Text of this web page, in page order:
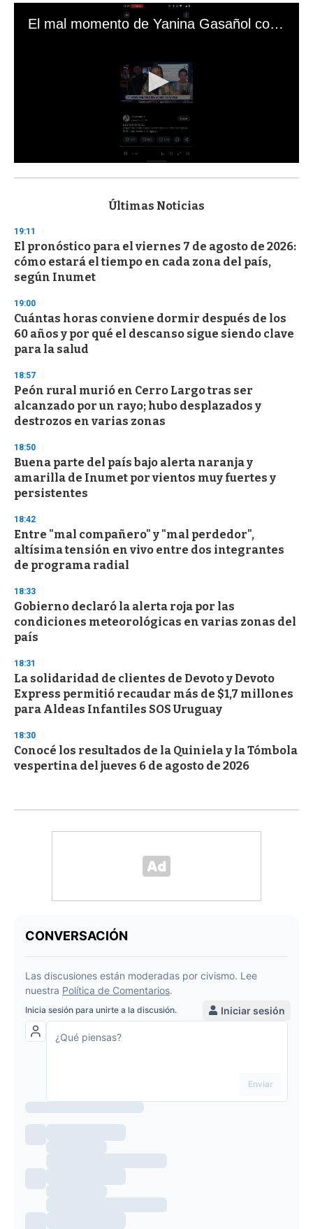
El mal momento de Yanina Gasañol con un hincha argentino en "Subrayado"
s
d
s
o
f
3
s
e
c
o
n
d
Últimas Noticias
19:11
El pronóstico para el viernes 7 de agosto de 2026:
cómo estará el tiempo en cada zona del país,
según Inumet
19:00
Cuántas horas conviene dormir después de los
60 años y por qué el descanso sigue siendo clave
para la salud
18:57
Peón rural murió en Cerro Largo tras ser
alcanzado por un rayo; hubo desplazados y
destrozos en varias zonas
18:50
Buena parte del país bajo alerta naranja y
amarilla de Inumet por vientos muy fuertes y
persistentes
18:42
Entre "mal compañero" y "mal perdedor",
altísima tensión en vivo entre dos integrantes
de programa radial
18:33
Gobierno declaró la alerta roja por las
condiciones meteorológicas en varias zonas del
país
18:31
La solidaridad de clientes de Devoto y Devoto
Express permitió recaudar más de $1,7 millones
para Aldeas Infantiles SOS Uruguay
18:30
Conocé los resultados de la Quiniela y la Tómbola
vespertina del jueves 6 de agosto de 2026